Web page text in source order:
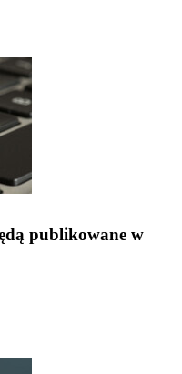
publikowane w